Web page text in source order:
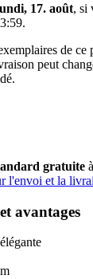
17. août, si
.
de
peut
gratuite
l'envoi et la
avantages